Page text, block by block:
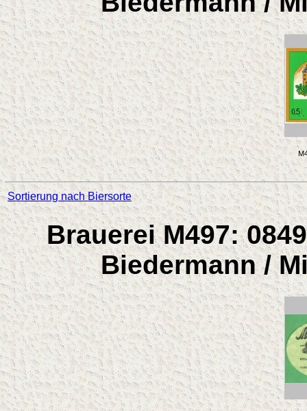
Sortierung nach Biersorte
Brauerei M497:
Biedermann /